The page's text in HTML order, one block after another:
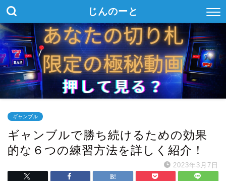
じんのーと
ギャンブル
ギャンブルで勝ち続けるための効果
的な６つの練習方法を詳しく紹介！
2023年3月7日